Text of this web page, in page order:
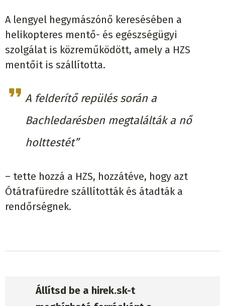
A lengyel hegymászónő keresésében a
helikopteres mentő- és egészségügyi
szolgálat is közreműködött, amely a HZS
mentőit is szállította.
A felderítő repülés során a
Bachledarésben megtalálták a nő
holttestét”
– tette hozzá a HZS, hozzátéve, hogy azt
Ótátrafüredre szállították és átadták a
rendőrségnek.
Állítsd be a hirek.sk-t